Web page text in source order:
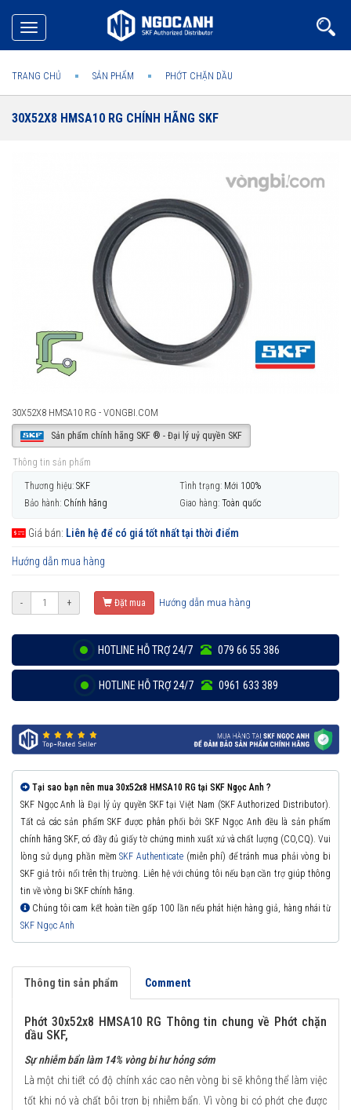
Toggle
navigation
TRANG CHỦ SẢN PHẨM PHỚT CHẶN DẦU
30X52X8 HMSA10 RG CHÍNH HÃNG SKF
30X52X8 HMSA10 RG - VONGBI.COM
Sản phẩm chính hãng SKF ® - Đại lý uỷ quyền SKF
Thông tin sản phẩm
Thương hiệu: SKF Tình trạng: Mới 100%
Bảo hành: Chính hãng Giao hàng: Toàn quốc
Giá bán: Liên hệ để có giá tốt nhất tại thời điểm
Hướng dẫn mua hàng
- + Đặt mua Hướng dẫn mua hàng
HOTLINE HỖ TRỢ 24/7 079 66 55 386
HOTLINE HỖ TRỢ 24/7 0961 633 389
Tại sao bạn nên mua 30x52x8 HMSA10 RG tại SKF Ngọc Anh ?
SKF Ngọc Anh là Đại lý ủy quyền SKF tại Việt Nam (SKF Authorized Distributor).
Tất cả các sản phẩm SKF được phân phối bởi SKF Ngọc Anh đều là sản phẩm
chính hãng SKF, có đầy đủ giấy tờ chứng minh xuất xứ và chất lượng (CO,CQ). Vui
lòng sử dụng phần mềmSKF Authenticate(miễn phí) để tránh mua phải vòng bi
SKF giả trôi nổi trên thị trường. Liên hệ với chúng tôi nếu bạn cần trợ giúp thông
tin về vòng bi SKF chính hãng.
Chúng tôi cam kết hoàn tiền gấp 100 lần nếu phát hiện hàng giả, hàng nhái từ
SKF Ngọc Anh
Thông tin sản phẩm Comment
Phớt 30x52x8 HMSA10 RG Thông tin chung về Phớt chặn
dầu SKF,
Sự nhiễm bẩn làm 14% vòng bi hư hỏng sớm
Là một chi tiết có độ chính xác cao nên vòng bi sẽ không thể làm việc
tốt khi nó và chất bôi trơn bị nhiễm bẩn. Vì vòng bi có phớt che được